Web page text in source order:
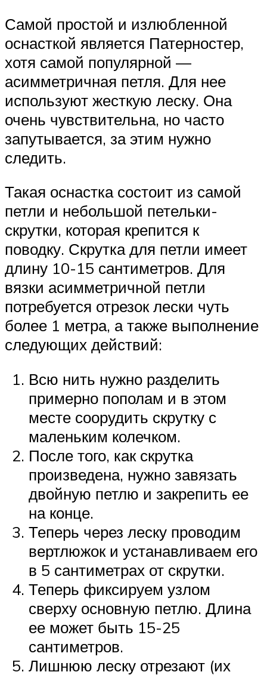
Самой простой и излюбленной
оснасткой является Патерностер,
хотя самой популярной —
асимметричная петля. Для нее
используют жесткую леску. Она
очень чувствительна, но часто
запутывается, за этим нужно
следить.
Такая оснастка состоит из самой
петли и небольшой петельки-
скрутки, которая крепится к
поводку. Скрутка для петли имеет
длину 10-15 сантиметров. Для
вязки асимметричной петли
потребуется отрезок лески чуть
более 1 метра, а также выполнение
следующих действий:
Всю нить нужно разделить
примерно пополам и в этом
месте соорудить скрутку с
маленьким колечком.
После того, как скрутка
произведена, нужно завязать
двойную петлю и закрепить ее
на конце.
Теперь через леску проводим
вертлюжок и устанавливаем его
в 5 сантиметрах от скрутки.
Теперь фиксируем узлом
сверху основную петлю. Длина
ее может быть 15-25
сантиметров.
Лишнюю леску отрезают (их